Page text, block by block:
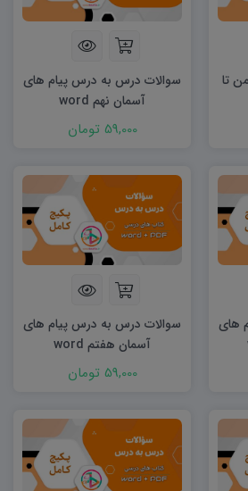
تا
سوالات درس به درس پیام های
آسمان نهم word
59,000 تومان
های
سوالات درس به درس پیام های
آسمان هفتم word
59,000 تومان